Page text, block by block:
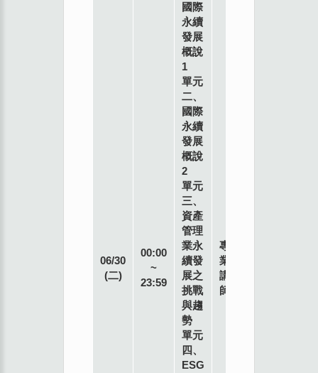
06/30
(二)
00:00
~
23:59
國際
永續
發展
概說
1
單元
二、
國際
永續
發展
概說
2
單元
三、
資產
管理
業永
續發
展之
挑戰
與趨
勢
單元
四、
ESG
專
業
講
師